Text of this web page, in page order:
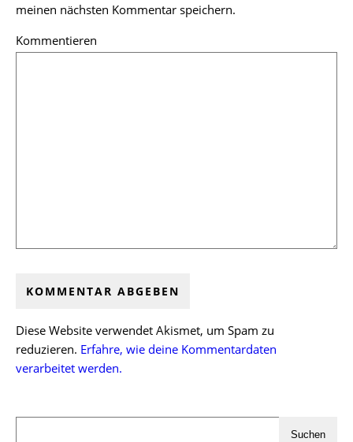
meinen nächsten Kommentar speichern.
Kommentieren
Diese Website verwendet Akismet, um Spam zu
reduzieren. Erfahre, wie deine Kommentardaten
verarbeitet werden.
Suchen